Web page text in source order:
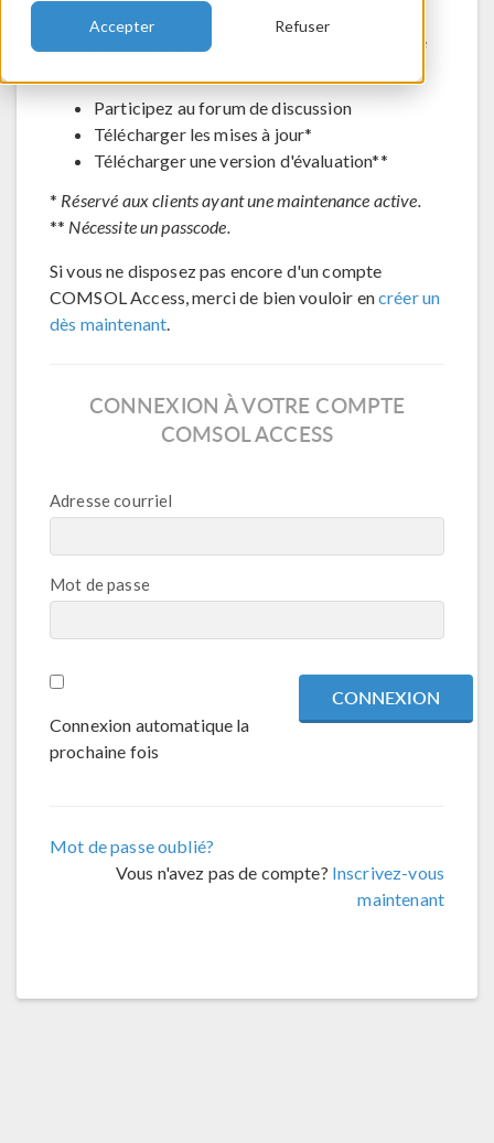
Accepter Refuser
Voir les inscriptions aux évènements à venir
Accéder à COMSOL Exchange - partage de
Participez au forum de discussion
Télécharger les mises à jour*
Télécharger une version d'évaluation**
* Réservé aux clients ayant une maintenance active.
** Nécessite un passcode.
Si vous ne disposez pas encore d'un compte
COMSOL Access, merci de bien vouloir encréer un
dès maintenant.
CONNEXION À VOTRE COMPTE
COMSOL ACCESS
Adresse courriel
Mot de passe
Connexion automatique la
prochaine fois
Mot de passe oublié?
Vous n'avez pas de compte? Inscrivez-vous
maintenant